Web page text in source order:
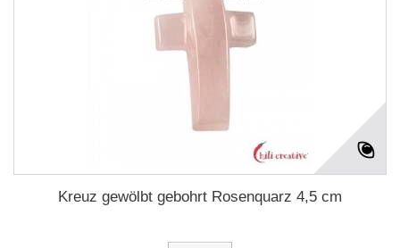
Kreuz gewölbt gebohrt Rosenquarz 4,5 cm